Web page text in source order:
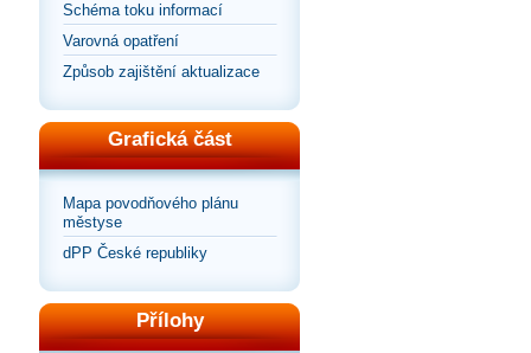
Schéma toku informací
Varovná opatření
Způsob zajištění aktualizace
Grafická část
Mapa povodňového plánu
městyse
dPP České republiky
Přílohy